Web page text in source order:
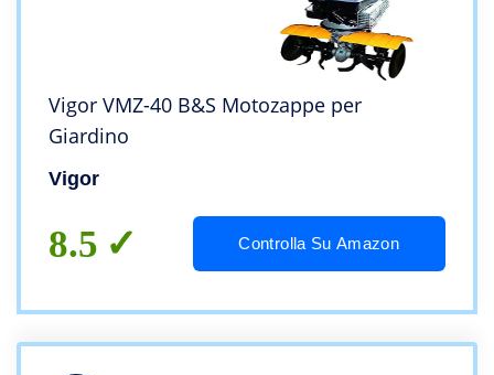
Vigor VMZ-40 B&S Motozappe per
Giardino
Vigor
8.5 Controlla Su Amazon